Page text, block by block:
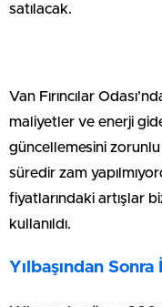
satılacak.
Van Fırıncılar
maliyetler ve enerji
güncellemesini
süredir zam
fiyatlarındaki artışlar
kullanıldı.
Yılbaşından